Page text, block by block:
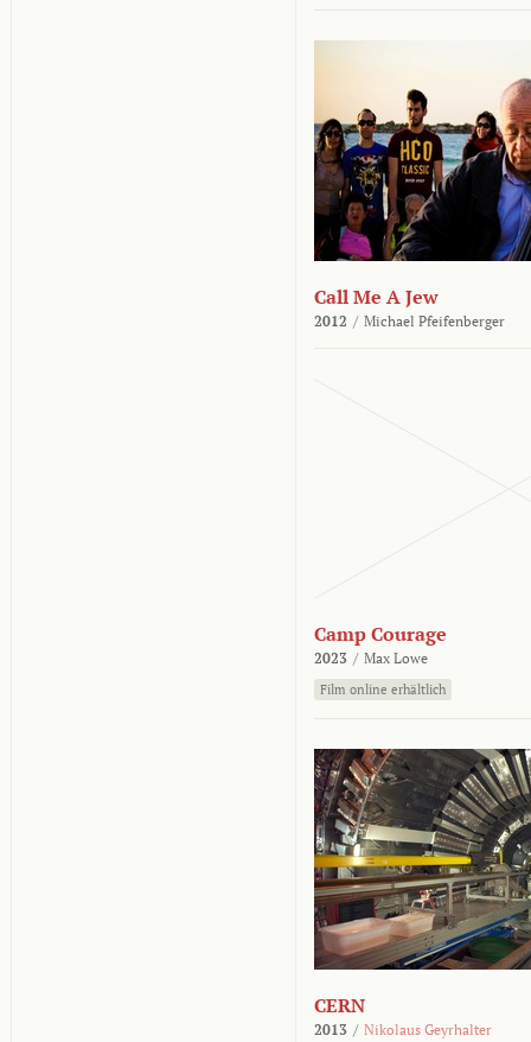
Call Me A Jew
2012 / Michael Pfeifenberger
Camp Courage
2023 / Max Lowe
Film online erhältlich
CERN
2013 / Nikolaus Geyrhalter